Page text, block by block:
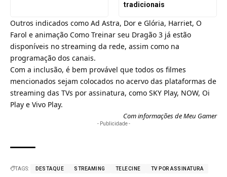
tradicionais
Outros indicados como Ad Astra, Dor e Glória, Harriet, O
Farol e animação Como Treinar seu Dragão 3 já estão
disponíveis no streaming da rede, assim como na
programação dos canais.
Com a inclusão, é bem provável que todos os filmes
mencionados sejam colocados no acervo das plataformas de
streaming das TVs por assinatura, como SKY Play, NOW, Oi
Play e Vivo Play.
Com informações de Meu Gamer
- Publicidade -
TAGS: DESTAQUE STREAMING TELECINE TV POR ASSINATURA